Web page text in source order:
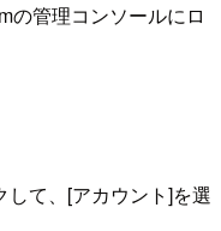
の管理コンソールにロ
て、[アカウント]を選